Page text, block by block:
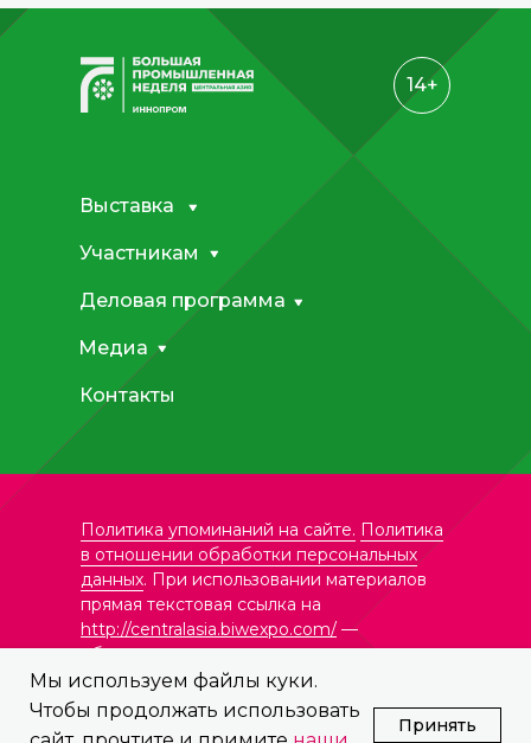
Мы используем файлы куки.
Чтобы продолжать использовать
Принять
Политика упоминаний на сайте. Политика
в отношении обработки персональных
данных. При использовании материалов
прямая текстовая ссылка на
http://centralasia.biwexpo.com/ —
обязательна.
© ООО «Формика Ивент»,
14+
Медиа
Участникам
Контакты
Деловая программа
Выставка